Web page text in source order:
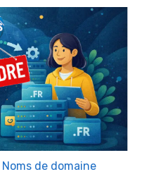
Noms de domaine